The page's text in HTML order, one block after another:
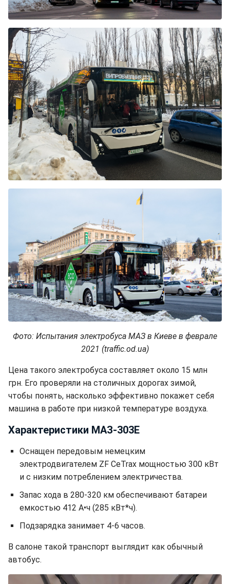
Фото: Испытания электробуса МАЗ в Киеве в феврале
2021 (traffic.od.ua)
Цена такого электробуса составляет около 15 млн
грн. Его проверяли на столичных дорогах зимой,
чтобы понять, насколько эффективно покажет себя
машина в работе при низкой температуре воздуха.
Характеристики МАЗ-303Е
Оснащен передовым немецким
электродвигателем ZF CeTrax мощностью 300 кВт
и с низким потреблением электричества.
Запас хода в 280-320 км обеспечивают батареи
емкостью 412 А•ч (285 кВт*ч).
Подзарядка занимает 4-6 часов.
В салоне такой транспорт выглядит как обычный
автобус.